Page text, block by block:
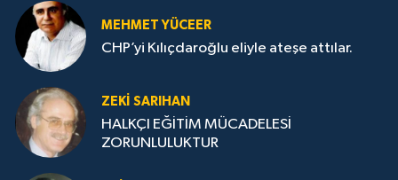
MEHMET YÜCEER
CHP’yi Kılıçdaroğlu eliyle ateşe attılar.
ZEKI SARIHAN
HALKÇI EĞİTİM MÜCADELESİ
ZORUNLULUKTUR